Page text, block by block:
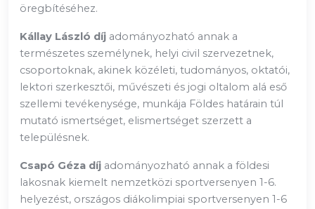
öregbítéséhez.
Kállay László díj adományozható annak a
természetes személynek, helyi civil szervezetnek,
csoportoknak, akinek közéleti, tudományos, oktatói,
lektori szerkesztői, művészeti és jogi oltalom alá eső
szellemi tevékenysége, munkája Földes határain túl
mutató ismertséget, elismertséget szerzett a
településnek.
Csapó Géza díj adományozható annak a földesi
lakosnak kiemelt nemzetközi sportversenyen 1-6.
helyezést, országos diákolimpiai sportversenyen 1-6